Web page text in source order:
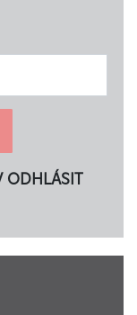
ODHLÁSIT